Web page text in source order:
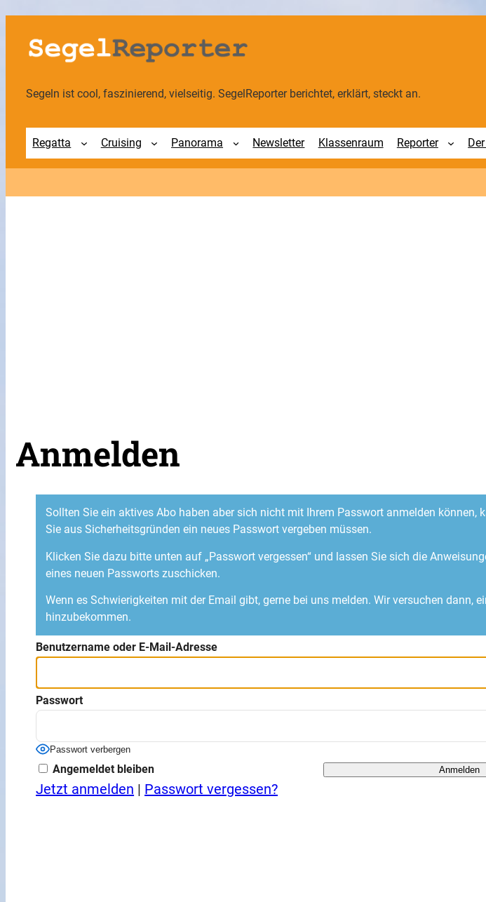
Segeln ist cool, faszinierend, vielseitig. SegelReporter berichtet, erklärt, steckt an.
Regatta Cruising Panorama Newsletter Klassenraum Reporter
Anmelden
Sollten Sie ein aktives Abo haben aber sich nicht mit Ihrem Passwort anmelden können,
Sie aus Sicherheitsgründen ein neues Passwort vergeben müssen.
Klicken Sie dazu bitte unten auf „Passwort vergessen“ und lassen Sie sich die
eines neuen Passworts zuschicken.
Wenn es Schwierigkeiten mit der Email gibt, gerne bei uns melden. Wir versuchen dann,
hinzubekommen.
Benutzername oder E-Mail-Adresse
Passwort
Passwort verbergen
Angemeldet bleiben
Jetzt anmelden | Passwort vergessen?